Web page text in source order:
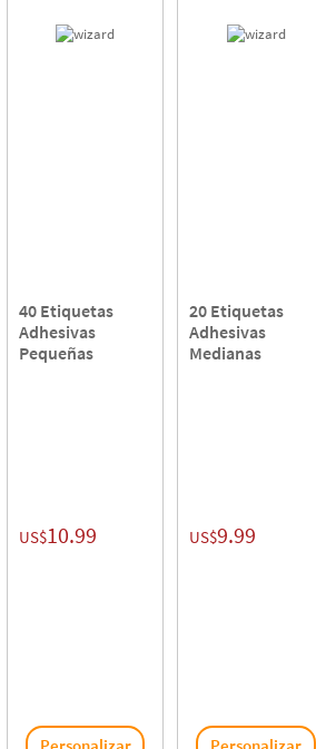
40 Etiquetas
Adhesivas
Pequeñas
US$10.99
20 Etiquetas
Adhesivas
Medianas
US$9.99